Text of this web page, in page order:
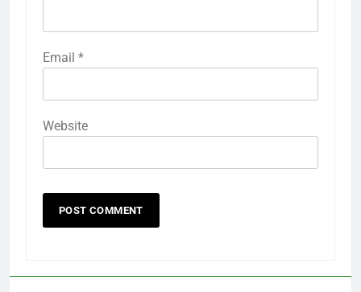
Email *
Website